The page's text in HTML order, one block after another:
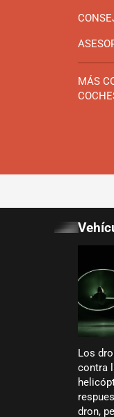
MÁS
Los
contra
dron,